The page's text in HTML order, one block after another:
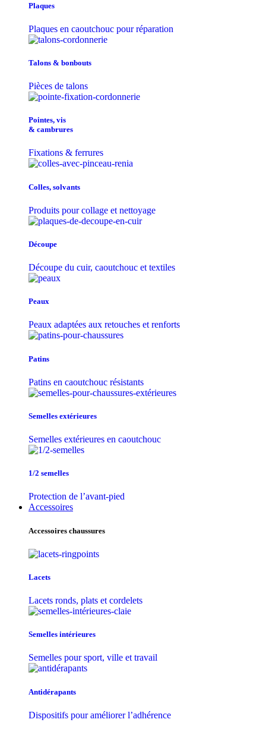
Plaques
Plaques en caoutchouc pour réparation
Talons & bonbouts
Pièces de talons
Pointes, vis
& cambrures
Fixations & ferrures
Colles, solvants
Produits pour collage et nettoyage
Découpe
Découpe du cuir, caoutchouc et textiles
Peaux
Peaux adaptées aux retouches et renforts
Patins
Patins en caoutchouc résistants
Semelles extérieures
Semelles extérieures en caoutchouc
1/2 semelles
Protection de l’avant-pied
Accessoires
Accessoires chaussures
Lacets
Lacets ronds, plats et cordelets
Semelles intérieures
Semelles pour sport, ville et travail
Antidérapants
Dispositifs pour améliorer l’adhérence